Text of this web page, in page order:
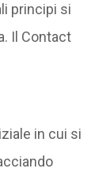
principi si
Il Contact
in cui si